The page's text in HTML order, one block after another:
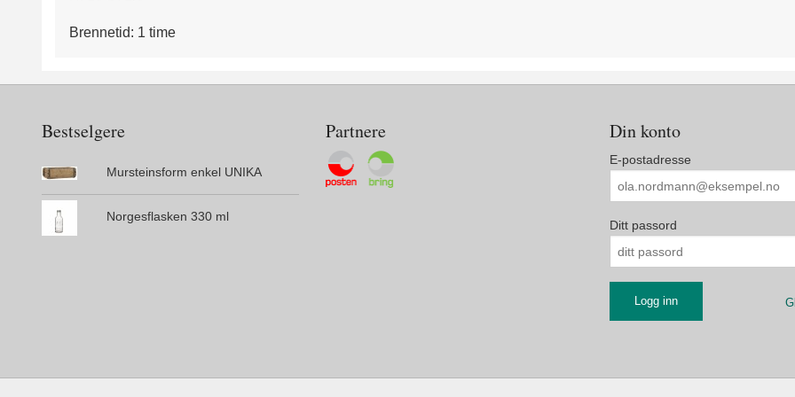
Brennetid: 1 time
Bestselgere
Mursteinsform enkel UNIKA
Norgesflasken 330 ml
Partnere Din konto
E-postadresse
Ditt passord